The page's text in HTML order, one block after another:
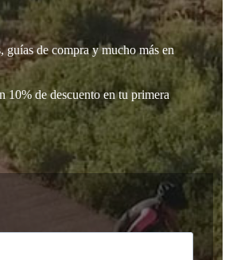
guías de compra y mucho más en
10% de descuento en tu primera